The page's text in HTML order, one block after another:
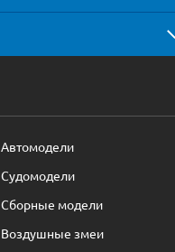
Автомодели
Судомодели
Сборные модели
Воздушные змеи